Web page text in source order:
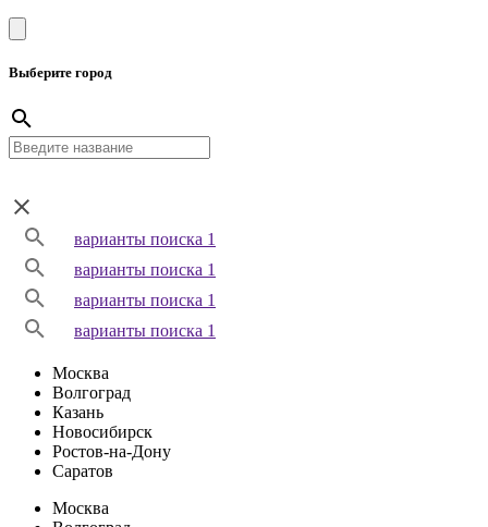
Выберите город
варианты поиска 1
варианты поиска 1
варианты поиска 1
варианты поиска 1
Москва
Волгоград
Казань
Новосибирск
Ростов-на-Дону
Саратов
Москва